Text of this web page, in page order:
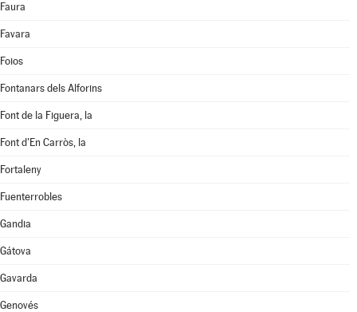
Faura
Favara
Foios
Fontanars dels Alforins
Font de la Figuera, la
Font d'En Carròs, la
Fortaleny
Fuenterrobles
Gandia
Gátova
Gavarda
Genovés